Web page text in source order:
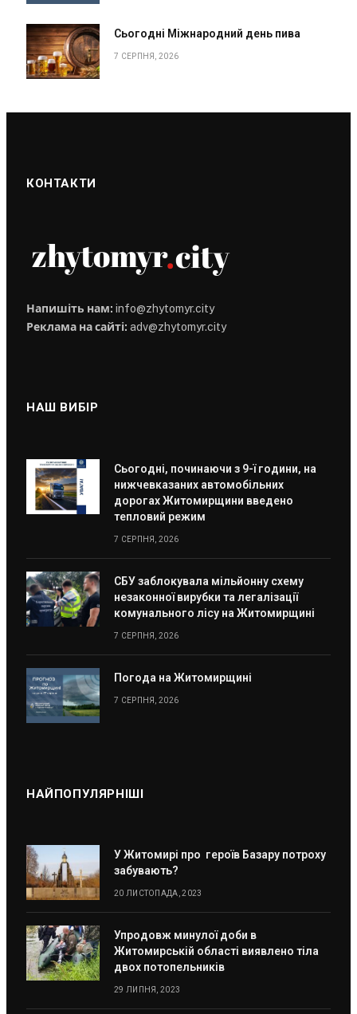
Сьогодні Міжнародний день пива
7 СЕРПНЯ, 2026
КОНТАКТИ
Напишіть нам: info@zhytomyr.city
Реклама на сайті: adv@zhytomyr.city
НАШ ВИБІР
Сьогодні, починаючи з 9-ї години, на
нижчевказаних автомобільних
дорогах Житомирщини введено
тепловий режим
7 СЕРПНЯ, 2026
СБУ заблокувала мільйонну схему
незаконної вирубки та легалізації
комунального лісу на Житомирщині
7 СЕРПНЯ, 2026
Погода на Житомирщині
7 СЕРПНЯ, 2026
НАЙПОПУЛЯРНІШІ
У Житомирі про героїв Базару потроху
забувають?
20 ЛИСТОПАДА, 2023
Упродовж минулої доби в
Житомирській області виявлено тіла
двох потопельників
29 ЛИПНЯ, 2023